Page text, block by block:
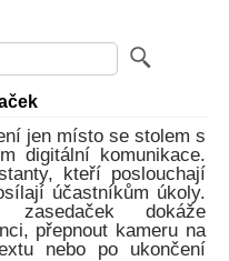
jen místo se stolem s
digitální komunikace.
kteří poslouchají
účastníkům úkoly.
dokáže
přepnout kameru na
nebo po ukončení